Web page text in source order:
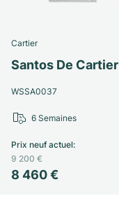
Cartier
Santos De Cartier
WSSA0037
8 460 €
Prix neuf actuel:
9 200 €
6 Semaines